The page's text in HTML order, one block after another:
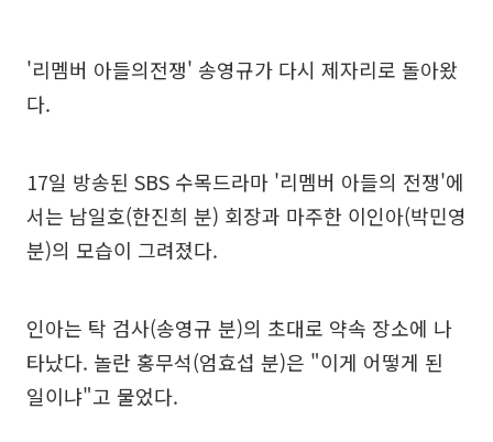
'리멤버 아들의전쟁' 송영규가 다시 제자리로 돌아왔
다.
17일 방송된 SBS 수목드라마 '리멤버 아들의 전쟁'에
서는 남일호(한진희 분) 회장과 마주한 이인아(박민영
분)의 모습이 그려졌다.
인아는 탁 검사(송영규 분)의 초대로 약속 장소에 나
타났다. 놀란 홍무석(엄효섭 분)은 "이게 어떻게 된
일이냐"고 물었다.